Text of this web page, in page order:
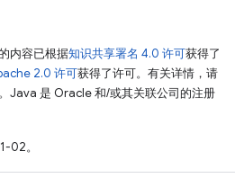
内容已根据知识共享署名 4.0 许可获得了
2.0 许可获得了许可。有关详情，请
。Java 是 Oracle 和/或其关联公司的注册
02。